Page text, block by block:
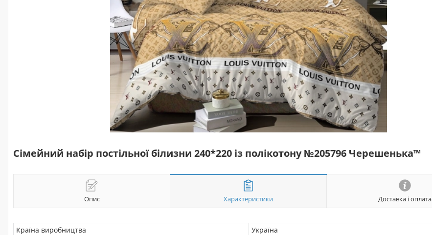
Сімейний набір постільної білизни 240*220 із полікотону №205796 Черешенька™
Опис Характеристики Доставка і оплата
Країна виробництва
Україна